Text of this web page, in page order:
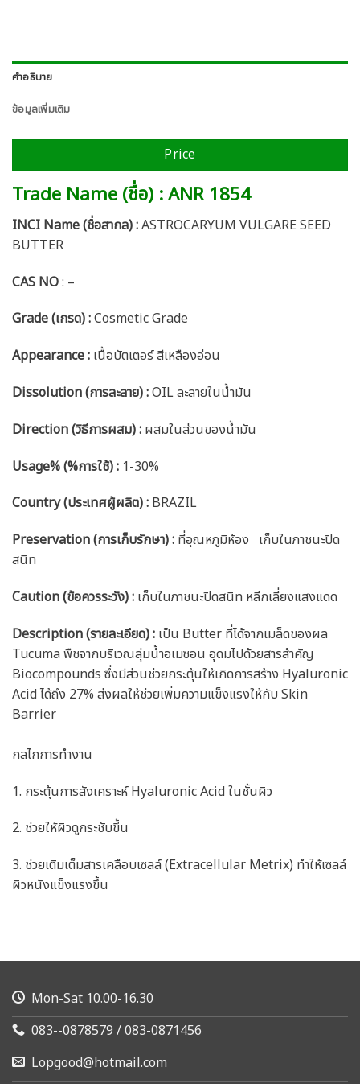
คำอธิบาย
ข้อมูลเพิ่มเติม
Price
Trade Name (ชื่อ) : ANR 1854
INCI Name (ชื่อสากล) :ASTROCARYUM VULGARE SEED
BUTTER
CAS NO: –
Grade (เกรด) :Cosmetic Grade
Appearance : เนื้อบัตเตอร์ สีเหลืองอ่อน
Dissolution (การละลาย) :OIL ละลายในน้ำมัน
Direction (วิธีการผสม) : ผสมในส่วนของน้ำมัน
Usage% (%การใช้) : 1-30%
Country (ประเทศผู้ผลิต) : BRAZIL
Preservation (การเก็บรักษา) : ที่อุณหภูมิห้อง เก็บในภาชนะปิด
สนิท
Caution(ข้อควรระวัง) : เก็บในภาชนะปิดสนิท หลีกเลี่ยงแสงแดด
Description (รายละเอียด): เป็น Butter ที่ได้จากเมล็ดของผล
Tucuma พืชจากบริเวณลุ่มน้ำอเมซอน อุดมไปด้วยสารสำคัญ
Biocompounds ซึ่งมีส่วนช่วยกระตุ้นให้เกิดการสร้าง Hyaluronic
Acid ได้ถึง 27% ส่งผลให้ช่วยเพิ่มความแข็งแรงให้กับ Skin
Barrier
กลไกการทำงาน
1. กระตุ้นการสังเคราะห์ Hyaluronic Acid ในชั้นผิว
2. ช่วยให้ผิวดูกระชับขึ้น
3. ช่วยเติมเต็มสารเคลือบเซลล์ (Extracellular Metrix) ทำให้เซลล์
ผิวหนังแข็งแรงขึ้น
Mon-Sat 10.00-16.30
083--0878579 / 083-0871456
Lopgood@hotmail.com